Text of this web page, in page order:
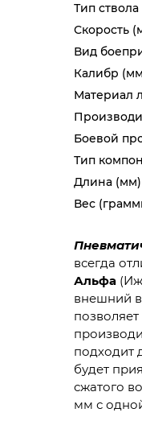
Тип ствола
Скорость
Вид
Калибр
Материал
Боевой
Тип
Длина (мм)
Вес
всегда
Альфа
внешний
подходит
будет
сжатого
мм с